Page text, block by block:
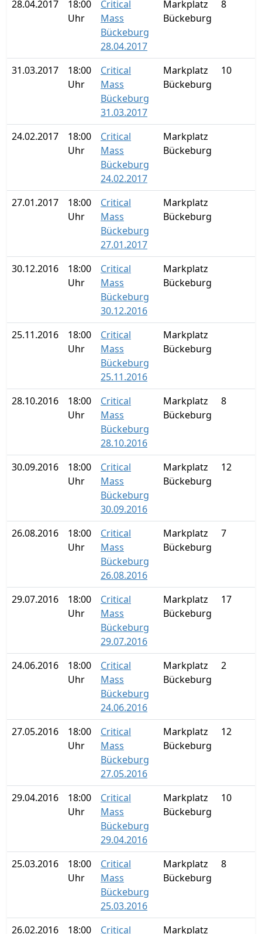
28.04.2017
18:00
Uhr
Critical
Mass
Bückeburg
28.04.2017
Markplatz
Bückeburg
8
31.03.2017
18:00
Uhr
Critical
Mass
Bückeburg
31.03.2017
Markplatz
Bückeburg
10
24.02.2017
18:00
Uhr
Critical
Mass
Bückeburg
24.02.2017
Markplatz
Bückeburg
27.01.2017
18:00
Uhr
Critical
Mass
Bückeburg
27.01.2017
Markplatz
Bückeburg
30.12.2016
18:00
Uhr
Critical
Mass
Bückeburg
30.12.2016
Markplatz
Bückeburg
25.11.2016
18:00
Uhr
Critical
Mass
Bückeburg
25.11.2016
Markplatz
Bückeburg
28.10.2016
18:00
Uhr
Critical
Mass
Bückeburg
28.10.2016
Markplatz
Bückeburg
8
30.09.2016
18:00
Uhr
Critical
Mass
Bückeburg
30.09.2016
Markplatz
Bückeburg
12
26.08.2016
18:00
Uhr
Critical
Mass
Bückeburg
26.08.2016
Markplatz
Bückeburg
7
29.07.2016
18:00
Uhr
Critical
Mass
Bückeburg
29.07.2016
Markplatz
Bückeburg
17
24.06.2016
18:00
Uhr
Critical
Mass
Bückeburg
24.06.2016
Markplatz
Bückeburg
2
27.05.2016
18:00
Uhr
Critical
Mass
Bückeburg
27.05.2016
Markplatz
Bückeburg
12
29.04.2016
18:00
Uhr
Critical
Mass
Bückeburg
29.04.2016
Markplatz
Bückeburg
10
25.03.2016
18:00
Uhr
Critical
Mass
Bückeburg
25.03.2016
Markplatz
Bückeburg
8
26.02.2016
18:00
Critical
Markplatz